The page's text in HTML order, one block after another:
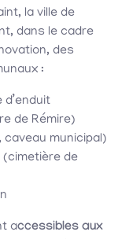
la ville de
dans le cadre
des
:
de Rémire)
municipal)
de
accessibles aux